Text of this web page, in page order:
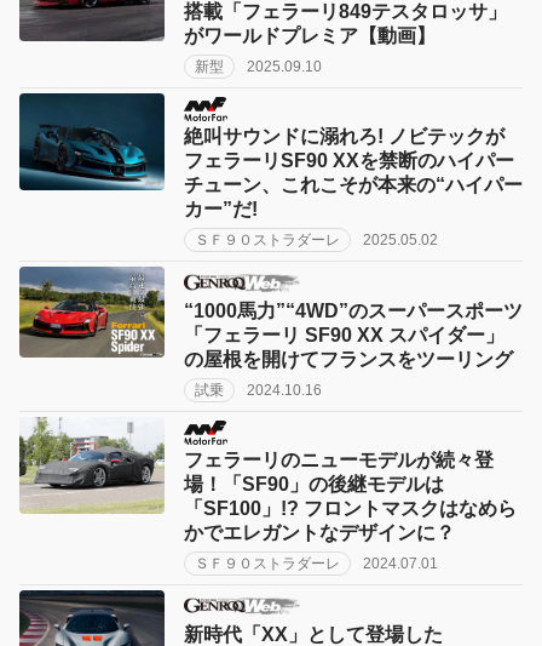
搭載「フェラーリ849テスタロッサ」
がワールドプレミア【動画】
新型 2025.09.10
絶叫サウンドに溺れろ! ノビテックが
フェラーリSF90 XXを禁断のハイパー
チューン、これこそが本来の“ハイパー
カー”だ!
ＳＦ９０ストラダーレ 2025.05.02
“1000馬力”“4WD”のスーパースポーツ
「フェラーリ SF90 XX スパイダー」
の屋根を開けてフランスをツーリング
試乗 2024.10.16
フェラーリのニューモデルが続々登
場！「SF90」の後継モデルは
「SF100」!? フロントマスクはなめら
かでエレガントなデザインに？
ＳＦ９０ストラダーレ 2024.07.01
新時代「XX」として登場した